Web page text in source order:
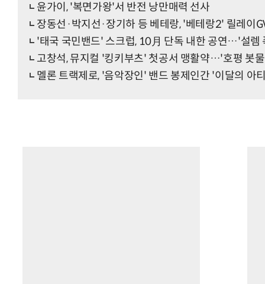
윤가이, '복면가왕'서 반전 낭만매력 선사
장동선·박지선·장기하 등 베테랑, '베테랑2' 릴레이
'태국 국민밴드' 스크럽, 10月 단독 내한 공연…'설렘
고창석, 뮤지컬 '킹키부츠' 첫공서 맹활약…'호평 봇
멜론 트랙제로, '음악장인' 밴드 봉제인간 '이달의 아